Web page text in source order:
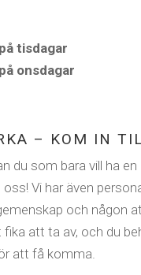
tisdagar
onsdagar
– KOM IN
du som bara vill ha
Vi har även
och någon
att ta av, och du
att få komma.